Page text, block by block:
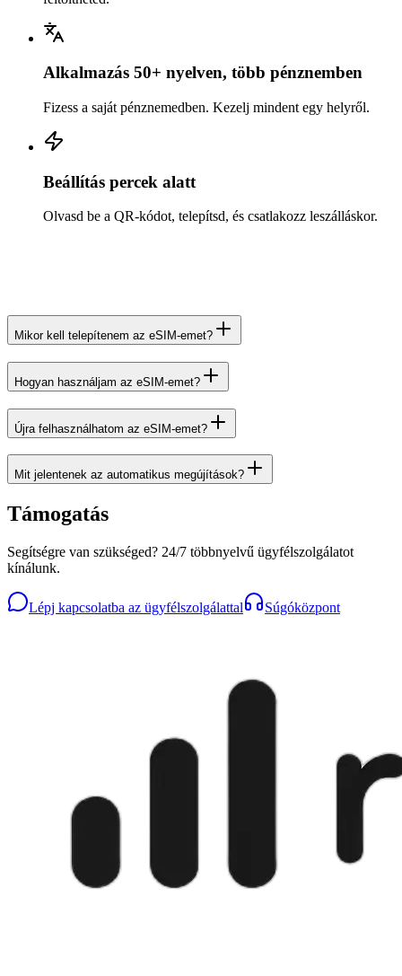
Alkalmazás 50+ nyelven, több pénznemben
Fizess a saját pénznemedben. Kezelj mindent egy helyről.
Beállítás percek alatt
Olvasd be a QR-kódot, telepítsd, és csatlakozz leszálláskor.
Mikor kell telepítenem az eSIM-emet?
Hogyan használjam az eSIM-emet?
Újra felhasználhatom az eSIM-emet?
Mit jelentenek az automatikus megújítások?
Támogatás
Segítségre van szükséged? 24/7 többnyelvű ügyfélszolgálatot
kínálunk.
Lépj kapcsolatba az ügyfélszolgálattal Súgóközpont